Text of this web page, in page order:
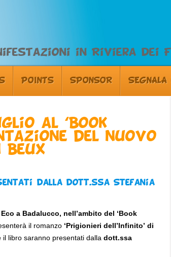
in Riviera dei
POINTS SPONSOR SEGNALA
al ‘Book
del nuovo
dalla dott.ssa Stefania
a Badalucco, nell’ambito del ‘Book
il romanzo ‘Prigionieri dell’Infinito’ di
e il libro saranno presentati dalla dott.ssa